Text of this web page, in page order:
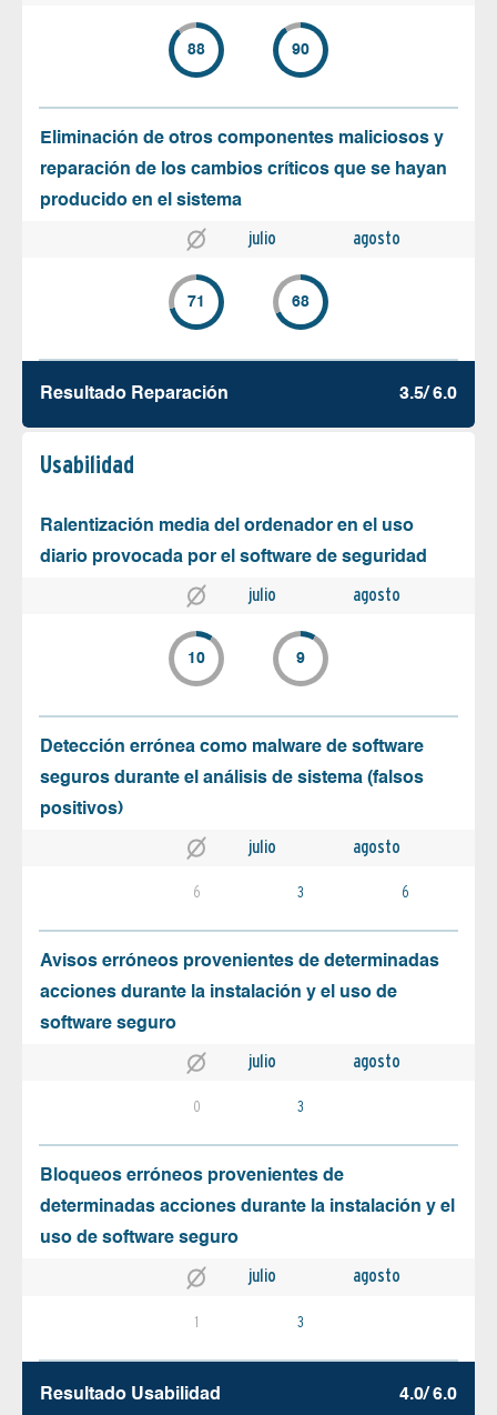
88 90
Eliminación de otros componentes maliciosos y
reparación de los cambios críticos que se hayan
producido en el sistema
julio agosto
71 68
Resultado Reparación 3.5/ 6.0
Usabilidad
Ralentización media del ordenador en el uso
diario provocada por el software de seguridad
julio agosto
10 9
Detección errónea como malware de software
seguros durante el análisis de sistema (falsos
positivos)
julio agosto
6 3 6
Avisos erróneos provenientes de determinadas
acciones durante la instalación y el uso de
software seguro
julio agosto
0 3
Bloqueos erróneos provenientes de
determinadas acciones durante la instalación y el
uso de software seguro
julio agosto
1 3
Resultado Usabilidad 4.0/ 6.0